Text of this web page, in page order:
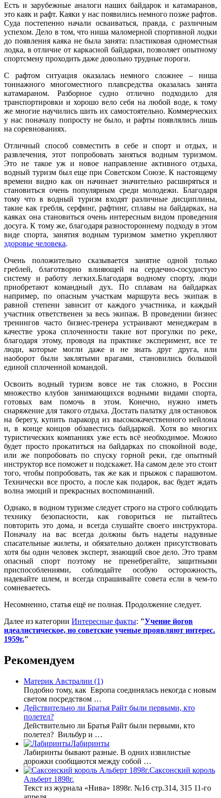
Есть и зарубежные аналоги наших байдарок и катамаранов,
это каяк и рафт. Каяки у нас появились немного позже рафтов.
Суда постепенно начали осваиваться, правда, с различным
успехом. Дело в том, что ниша маломерной спортивной лодки
до появления каяка не была занята: пластиковая одноместная
лодка, в отличие от каркасной байдарки, позволяет опытному
спортсмену проходить даже довольно трудные пороги.
С рафтом ситуация оказалась немного сложнее – ниша
тоннажного многоместного плавсредства оказалась занята
катамараном. Разборное судно отлично подходило для
транспортировки и хорошо вело себя на любой воде, к тому
же многие научились шить их самостоятельно. Коммерческих
у нас поначалу попросту не было, и рафты появлялись лишь
на соревнованиях.
Отличный способ совместить в себе и спорт и отдых, и
развлечения, этот попробовать заняться водным туризмом.
Это не такое уж и новое направление активного отдыха,
водный туризм был еще при Советском Союзе. К настоящему
времени видно как он начинает значительно расширяться и
становиться очень популярным среди молодежи. Благодаря
тому что в водный туризм входят различные дисциплины,
такие как гребля, серфинг, рафтинг, сплавы на байдарках, на
каяках она становиться очень интересным видом проведения
досуга. К тому же, благодаря разностороннему подходу в этом
виде спорта, занятия водным туризмом заметно укрепляют
здоровье человека.
Очень положительно сказывается занятие одной только
греблей, благотворно влияющей на сердечно-сосудистую
систему и работу легких.Благодаря водному спорту, люди
приобретают командный дух. По сплавам на байдарках
например, по опасным участкам маршрута весь экипаж в
равной степени зависит от каждого участника, и каждый
участник ответственен за весь экипаж. В проведении бизнес
тренингов часто бизнес-тренера устраивают менеджерам в
качестве урока сплоченности такие вот прогулки по реке,
благодаря этому, проводя на практике эксперимент, все те
люди, которые могли даже и не знать друг друга, или
наоборот были заклятыми врагами, становились большой
единой сплоченной командой.
Освоить водный туризм вовсе не так сложно, в России
множество клубов занимающихся водными видами спорта,
готовых вам помочь в этом. Конечно, нужно иметь
снаряжение для такого отдыха. Достать палатку для остановок
на берегу, купить паракорд из высококачественного нейлона
и, в конце концов обзавестись байдаркой. Хотя во многих
туристических компаниях уже есть всё необходимое. Можно
будет просто прокатиться на байдарках по спокойной воде,
или же попробовать по спуску горной реки, где опытный
инструктор все поможет и подскажет. На самом деле это стоит
того, чтобы попробовать, так же как и прыжок с парашютом.
Технически все просто, а после как подарок, вас будет ждать
волна эмоций и прекрасных воспоминаний.
Однако, в водном туризме следует строго на строго соблюдать
технику безопасности, как говориться не пытайтесь
повторить это дома, и всегда слушайте своего инструктора.
Поначалу на вас всегда должны быть надеты надувные
спасательные жилеты, и обязательно должен присутствовать
хотя бы один человек эксперт, знающий свое дело. Это травм
опасный спорт поэтому не пренебрегайте, защитными
приспособлениями, соблюдайте особую осторожность,
надевайте шлем, и всегда спрашивайте совета если в чем-то
сомневаетесь.
Несомненно, статья ещё не полная. Продолжение следует.
Далее из категории Интересные факты: "Учение йогов
идеалистическое, но советские ученые проявляют интерес.
1959г."
Рекомендуем
Материк Австралии (1)
Подобно тому, как Европа соединялась некогда с новым
светом посредством …
Действительно ли Братья Райт были первыми, кто
полетел?
Действительно ли Братья Райт были первыми, кто
полетел? Вильбур и …
Лабиринты
Лабиринты бывают разные. В одних извилистые
дорожки сообщаются между собой …
Саксонский король
Альберт 1898г.
Текст из журнала «Нива» 1898г. №16 стр.314, 315 11-го